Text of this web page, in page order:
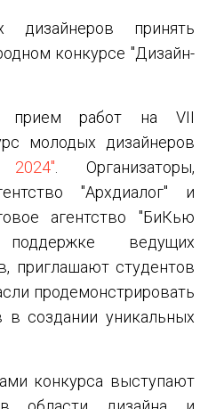
дизайнеров принять
конкурсе "Дизайн-
прием работ на VII
молодых дизайнеров
2024" . Организаторы,
"Архдиалог" и
агентство "БиКью
ведущих
приглашают студентов
продемонстрировать
в создании уникальных
конкурса выступают